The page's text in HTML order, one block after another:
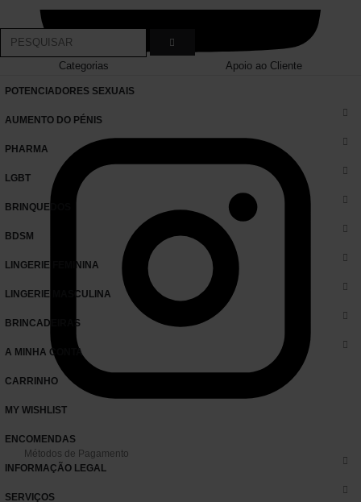
Métodos de Pagamento
Categorias Apoio ao Cliente
POTENCIADORES SEXUAIS
AUMENTO DO PÉNIS
PHARMA
LGBT
BRINQUEDOS
BDSM
LINGERIE FEMININA
LINGERIE MASCULINA
BRINCADEIRAS
A MINHA CONTA
CARRINHO
MY WISHLIST
ENCOMENDAS
INFORMAÇÃO LEGAL
SERVIÇOS